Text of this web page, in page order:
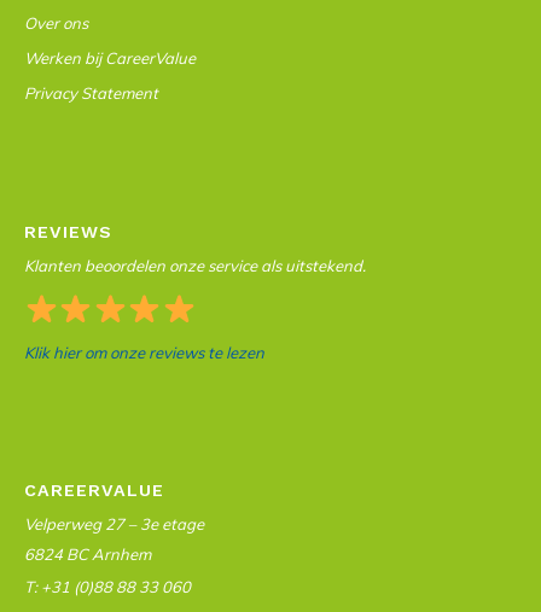
Over ons
Werken bij CareerValue
Privacy Statement
REVIEWS
Klanten beoordelen onze service als uitstekend.
Klik hier om onze reviews te lezen
CAREERVALUE
Velperweg 27 – 3e etage
6824 BC Arnhem
T: +31 (0)88 88 33 060